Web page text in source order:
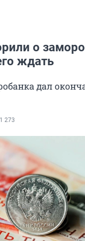
о
ждать
дал
1 273